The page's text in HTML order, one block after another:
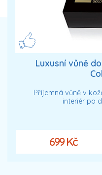
Luxusní vůně
Příjemná vůně v
interiér po
699 Kč